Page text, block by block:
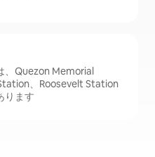
、Quezon Memorial
、Roosevelt Station
ります